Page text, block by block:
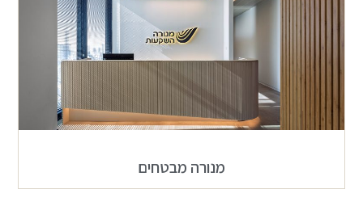
מנורה מבטחים